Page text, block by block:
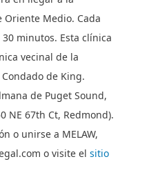
Medio. Cada
minutos. Esta clínica
vecinal de la
de King.
de Puget Sound,
NE 67th Ct, Redmond).
o unirse a MELAW,
o visite elsitio